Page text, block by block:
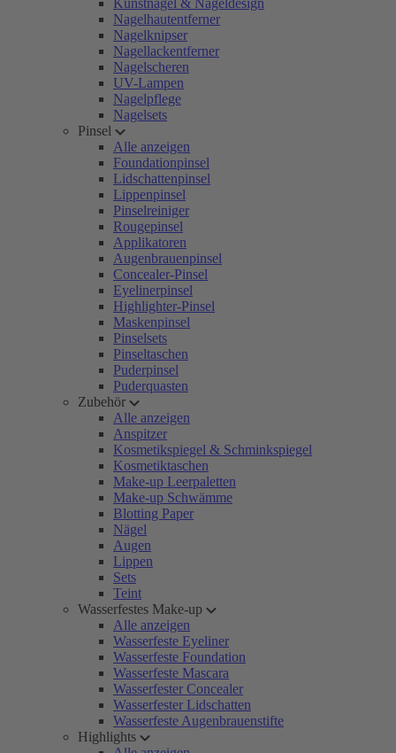
Kunstnägel & Nageldesign
Nagelhautentferner
Nagelknipser
Nagellackentferner
Nagelscheren
UV-Lampen
Nagelpflege
Nagelsets
Pinsel
Alle anzeigen
Foundationpinsel
Lidschattenpinsel
Lippenpinsel
Pinselreiniger
Rougepinsel
Applikatoren
Augenbrauenpinsel
Concealer-Pinsel
Eyelinerpinsel
Highlighter-Pinsel
Maskenpinsel
Pinselsets
Pinseltaschen
Puderpinsel
Puderquasten
Zubehör
Alle anzeigen
Anspitzer
Kosmetikspiegel & Schminkspiegel
Kosmetiktaschen
Make-up Leerpaletten
Make-up Schwämme
Blotting Paper
Nägel
Augen
Lippen
Sets
Teint
Wasserfestes Make-up
Alle anzeigen
Wasserfeste Eyeliner
Wasserfeste Foundation
Wasserfeste Mascara
Wasserfester Concealer
Wasserfester Lidschatten
Wasserfeste Augenbrauenstifte
Highlights